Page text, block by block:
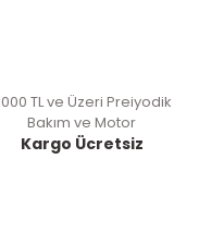
TL ve Üzeri Preiyodik
Bakım ve Motor
Kargo Ücretsiz